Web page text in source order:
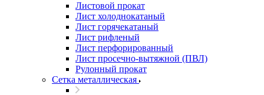
Листовой прокат
Лист холоднокатаный
Лист горячекатаный
Лист рифленый
Лист перфорированный
Лист просечно-вытяжной (ПВЛ)
Рулонный прокат
Сетка металлическая